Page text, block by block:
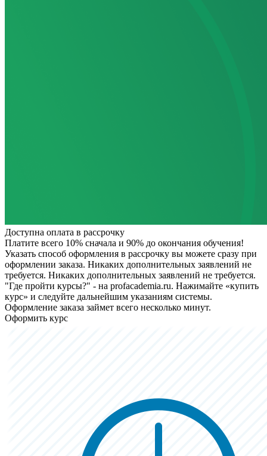
Доступна оплата в рассрочку
Платите всего 10% сначала и 90% до окончания обучения!
Указать способ оформления в рассрочку вы можете сразу при
оформлении заказа. Никаких дополнительных заявлений не
требуется. Никаких дополнительных заявлений не требуется.
"Где пройти курсы?" - на profacademia.ru. Нажимайте «купить
курс» и следуйте дальнейшим указаниям системы.
Оформление заказа займет всего несколько минут.
Оформить курс